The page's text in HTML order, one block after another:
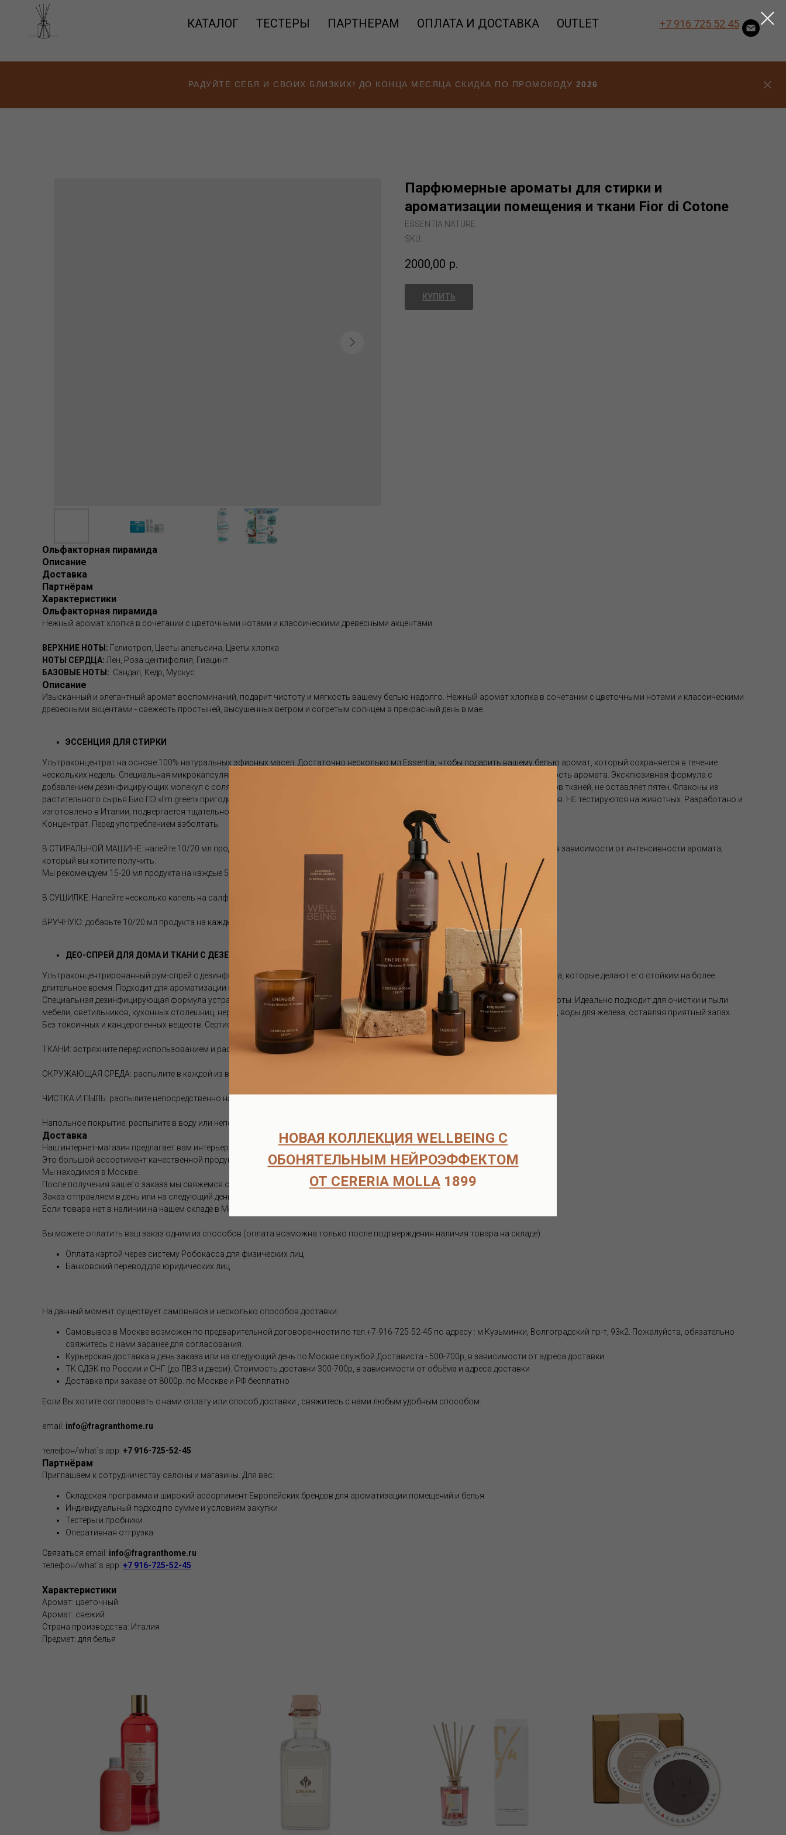
КАТАЛОГ ТЕСТЕРЫ ПАРТНЕРАМ ОПЛАТА И ДОСТАВКА OUTLET +7 916 725 52 45
РАДУЙТЕ СЕБЯ И СВОИХ БЛИЗКИХ! ДО КОНЦА МЕСЯЦА СКИДКА ПО ПРОМОКОДУ 2026
НОВАЯ КОЛЛЕКЦИЯ WELLBEING С
ОБОНЯТЕЛЬНЫМ НЕЙРОЭФФЕКТОМ
ОТ CERERIA MOLLA 1899
Парфюмерные ароматы для стирки и
ароматизации помещения и ткани Fior di Cotone
ESSENTIA NATURE
SKU:
2000,00 р.
КУПИТЬ
Ольфакторная пирамида
Описание
Доставка
Партнёрам
Характеристики
Ольфакторная пирамида
Нежный аромат хлопка в сочетании с цветочными нотами и классическими древесными акцентами
ВЕРХНИЕ НОТЫ: Гелиотроп, Цветы апельсина, Цветы хлопка
НОТЫ СЕРДЦА: Лен, Роза центифолия, Гиацинт.
БАЗОВЫЕ НОТЫ: Сандал, Кедр, Мускус
Описание
Изысканный и элегантный аромат воспоминаний, подарит чистоту и мягкость вашему белью надолго. Нежный аромат хлопка в сочетании с цветочными нотами и классическими
древесными акцентами - свежесть простыней, высушенных ветром и согретым солнцем в прекрасный день в мае.
ЭССЕНЦИЯ ДЛЯ СТИРКИ
Ультраконцентрат на основе 100% натуральных эфирных масел. Достаточно несколько мл Essentia, чтобы подарить вашему белью аромат, который сохраняется в течение
нескольких недель. Специальная микрокапсуляция эфирных масел делает их устойчивыми даже при t до 400°C, обеспечивая стойкость аромата. Эксклюзивная формула с
добавлением дезинфицирующих молекул с солями аммония обеспечивает максимальную гигиену текстиля. Подходит для всех типов тканей, не оставляет пятен. Флаконы из
растительного сырья Био ПЭ «I'm green» пригодны для вторичной переработки. НЕ содержат токсичных веществ и тяжелых металлов. НЕ тестируются на животных. Разработано и
изготовлено в Италии, подвергается тщательному контролю качества, сертифицировано в ISS.
Концентрат. Перед употреблением взболтать.
В СТИРАЛЬНОЙ МАШИНЕ: налейте 10/20 мл продукта в поддон стиральной машины, предназначенный для последнего полоскания, в зависимости от интенсивности аромата,
который вы хотите получить.
Мы рекомендуем 15-20 мл продукта на каждые 5-7 кг белья.
В СУШИЛКЕ: Налейте несколько капель на салфетку или кусок ткани и поместите ее в сушилку.
ВРУЧНУЮ: добавьте 10/20 мл продукта на каждые 5 литров воды при последнем полоскании в защитных перчатках
ДЕО-СПРЕЙ ДЛЯ ДОМА И ТКАНИ С ДЕЗЕНФИЦИРУЮЩИМИ СВОЙСТВАМИ
Ультраконцентрированный рум-спрей с дезинфицирующим действием. Изготовлен из натуральных эссенций высочайшего качества, которые делают его стойким на более
длительное время. Подходит для ароматизации пространства и тканей, автомобиля и других различных зон.
Специальная дезинфицирующая формула устраняет неприятные запахи, распространяя элегантные и изысканные парфюмерные ноты. Идеально подходит для очистки и пыли
мебели, светильников, кухонных столешниц, нержавеющей стали, ванной комнаты и различных предметов, пылесосов, осушителей, воды для железа, оставляя приятный запах.
Без токсичных и канцерогенных веществ. Сертифицированное качество ISS. Всегда встряхивайте перед использованием.
ТКАНИ: встряхните перед использованием и распылите на расстоянии не менее 50 см на ткани, одежду, шторы и ковры.
ОКРУЖАЮЩАЯ СРЕДА: распылите в каждой из ваших комнат аромат и устраните запахи дыма, еды, домашних животных.
ЧИСТКА И ПЫЛЬ: распылите непосредственно на влажную ткань, чтобы очистить и вытереть пыль со всей мебели или предметов
Напольное покрытие: распылите в воду или непосредственно на ткань для очистки и ароматизации любой поверхности.
Доставка
Наш интернет-магазин предлагает вам интерьерные ароматы европейских брендов, в наличии и под заказ.
Это большой ассортимент качественной продукции.
Мы находимся в Москве.
После получения вашего заказа мы свяжемся с вами и согласуем детали оплаты и доставки.
Заказ отправляем в день или на следующий день после оплаты.
Если товара нет в наличии на нашем складе в Москве, срок поставки составляет 6-8 недель.
Вы можете оплатить ваш заказ одним из способов (оплата возможна только после подтверждения наличия товара на складе):
Оплата картой через систему Робокасса для физических лиц
Банковский перевод для юридических лиц
На данный момент существует самовывоз и несколько способов доставки:
Самовывоз в Москве возможен по предварительной договоренности по тел.+7-916-725-52-45 по адресу : м.Кузьминки, Волгоградский пр-т, 93к2. Пожалуйста, обязательно
свяжитесь с нами заранее для согласования.
Курьерская доставка в день заказа или на следующий день по Москве службой Достависта - 500-700р, в зависимости от адреса доставки.
ТК СДЭК по России и СНГ (до ПВЗ и двери). Стоимость доставки 300-700р, в зависимости от объёма и адреса доставки
Доставка при заказе от 8000р. по Москве и РФ бесплатно
Если Вы хотите согласовать с нами оплату или способ доставки , свяжитесь с нами любым удобным способом:
email: info@fragranthome.ru
телефон/what`s app: +7 916-725-52-45
Партнёрам
Приглашаем к сотрудничеству салоны и магазины. Для вас:
Складская программа и широкий ассортимент Европейских брендов для ароматизации помещений и белья
Индивидуальный подход по сумме и условиям закупки
Тестеры и пробники
Оперативная отгрузка
Связаться email: info@fragranthome.ru
телефон/what`s app: +7 916-725-52-45
Характеристики
Аромат: цветочный
Аромат: свежий
Страна производства: Италия
Предмет: для белья